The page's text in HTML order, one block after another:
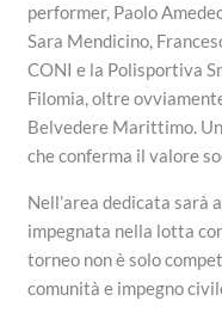
performer, Paolo
Sara Mendicino,
CONI e la Polisportiva
Filomia, oltre
Belvedere Marittimo.
che conferma il valore
Nell’area dedicata sarà
impegnata nella lotta
torneo non è solo
comunità e impegno